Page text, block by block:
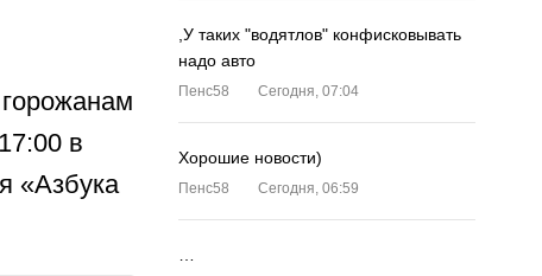
в
«Азбука
,У таких "водятлов" конфисковывать
надо авто
Пенс58 Сегодня, 07:04
Хорошие новости)
Пенс58 Сегодня, 06:59